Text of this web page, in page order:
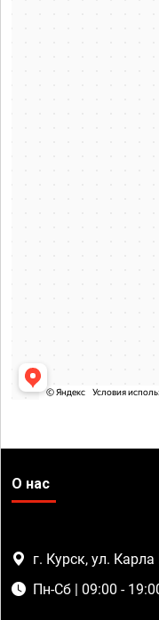
О нас
г. Курск, ул.
Пн-Сб | 09:00 -